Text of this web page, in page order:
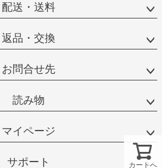
カートへ
配送・送料
返品・交換
お問合せ先
読み物
マイページ
サポート